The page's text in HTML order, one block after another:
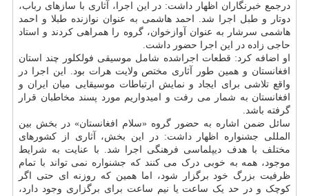
درجمع خبرنگاران اظهار داشت: در این اجرا، آثاری با سازهای رباب،
دوتار و طبل اجرا شد. احمد هاشمی به عنوان نوازنده طبلا و احمد
هاشمی سرشار به عنوان آوازخوان، گروه را همراهی کردند و استاد
حاجی زاده در این اجرا حضور داشت.
او اضافه کرد: قطعات اجراشده شامل موسیقی فولکلور چند استان
افغانستان و همین طور آثاری مختص ولایت هرات بود. این اجرا در
واقع تلاشی برای ایجاد و نمایش ارتباطات موسیقایی میان ایران و
افغانستان به شمار می رفت و امیدواریم مورد پسند مخاطبان قرار
گرفته باشد.
سائل ضمن اشاره به حضور گروه «سلام افغانستان» در بخش بین
المللی جشنواره اظهار داشت: در این بخش، آثاری از کشورهای
مختلف با هدف دیپلماسی فرهنگی اجرا شد. با عنایت به شرایط
موجود، همه به خوبی درک می کنند که جشنواره نمی تواند با تمام
ظرفیت بزرگ خود برگزار شود، اما همین که روزنه ای حتی اگر
کوچک و در حد یک ساعت یا نیم ساعت برای برگزاری وجود دارد،